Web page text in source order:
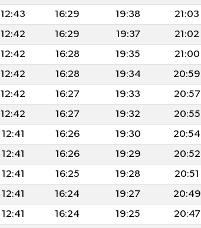
12:43 16:29 19:38
21:03
12:42 16:29 19:37
21:02
12:42 16:28 19:35
21:00
12:42 16:28 19:34
20:59
12:42 16:27 19:33
20:57
12:42 16:27 19:32
20:55
12:41 16:26 19:30
20:54
12:41 16:26 19:29
20:52
12:41 16:25 19:28
20:51
12:41 16:24 19:27
20:49
12:41 16:24 19:25
20:47